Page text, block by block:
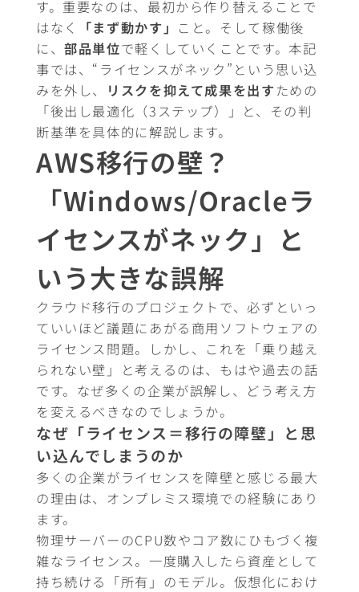
す。重要なのは、最初から作り替えることで
はなく
「まず動かす」 こと。そして稼働後
に、部品単位で軽くしていくことです。本記
事では、“ライセンスがネック”という思い込
みを外し、
リスクを抑えて成果を出すための
「後出し最適化（3ステップ）」と、その判
断基準を具体的に解説します。
AWS移行の壁？
「Windows/Oracleラ
イセンスがネック」と
いう大きな誤解
クラウド移行のプロジェクトで、必ずといっ
ていいほど議題にあがる商用ソフトウェアの
ライセンス問題。しかし、これを「乗り越え
られない壁」と考えるのは、もはや過去の話
です。なぜ多くの企業が誤解し、どう考え方
を変えるべきなのでしょうか。
なぜ「ライセンス＝移行の障壁」と思
い込んでしまうのか
多くの企業がライセンスを障壁と感じる最大
の理由は、オンプレミス環境での経験にあり
ます。
物理サーバーのCPU数やコア数にひもづく複
雑なライセンス。一度購入したら資産として
持ち続ける「所有」のモデル。仮想化におけ